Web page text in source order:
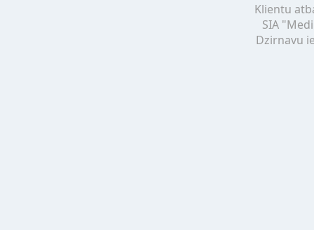
Klientu
SIA
Dzirnavu